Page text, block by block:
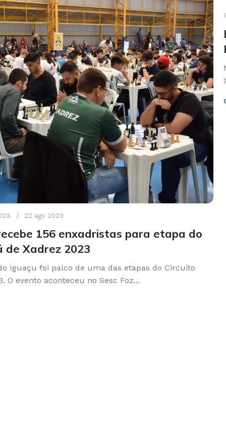
22 ago 2023
156 enxadristas para etapa do
de Xadrez 2023
Iguaçu foi palco de uma das etapas do Circuito
O evento aconteceu no Sesc Foz...